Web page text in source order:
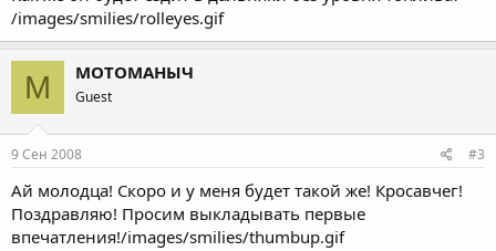
/images/smilies/rolleyes.gif
М МОТОМАНЫЧ
Guest
9 Сен 2008 #3
Ай молодца! Скоро и у меня будет такой же! Кросавчег!
Поздравляю! Просим выкладывать первые
впечатления!/images/smilies/thumbup.gif